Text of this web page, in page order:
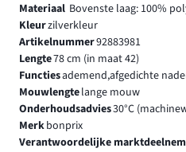
Materiaal Bovenste laag: 100%
Kleurzilverkleur
Artikelnummer92883981
Lengte78 cm (in maat 42)
Functiesademend,afgedichte
Mouwlengtelange mouw
Onderhoudsadvies30°C
Merkbonprix
Verantwoordelijke